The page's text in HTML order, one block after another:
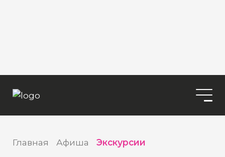
Главная Афиша Экскурсии